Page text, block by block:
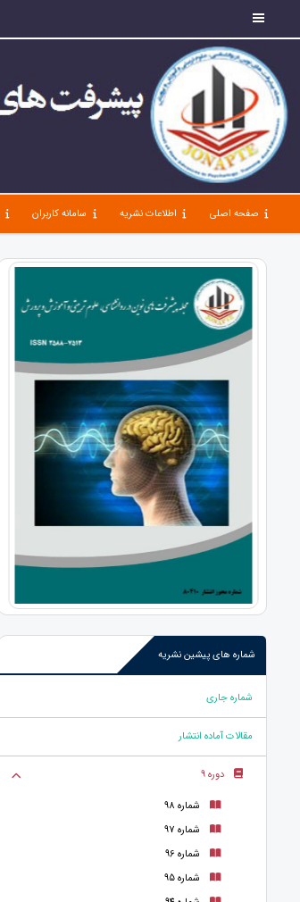
صفحه اصلی اطلاعات نشریه سامانه کاربران
شماره های پیشین نشریه
شماره جاری
مقالات آماده انتشار
دوره 9
شماره 98
شماره 97
شماره 96
شماره 95